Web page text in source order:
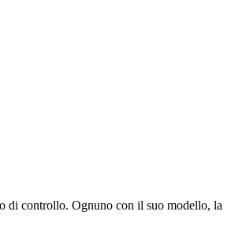
di controllo. Ognuno con il suo modello, la